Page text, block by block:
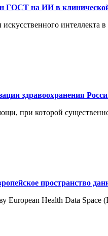
ГОСТ на ИИ в
здравоохранения
при которой
пространство
European Health Data